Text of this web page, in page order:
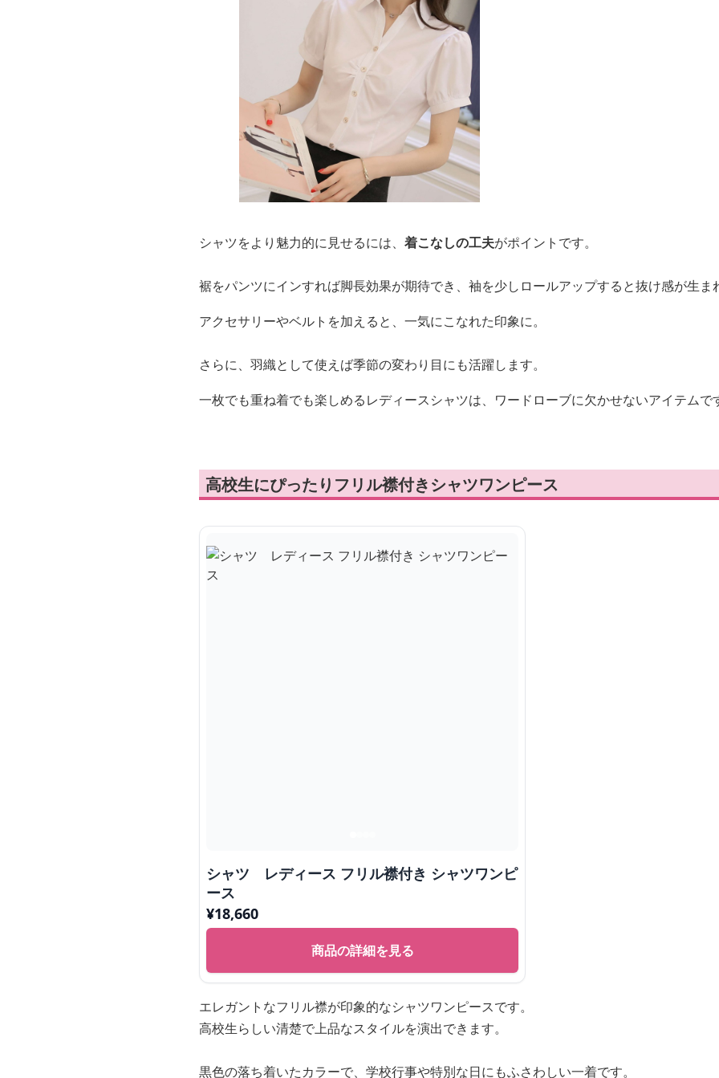
シャツをより魅力的に見せるには、 着こなしの工夫がポイントです。
裾をパンツにインすれば脚長効果が期待でき、袖を少しロールアップすると抜け感が生ま
アクセサリーやベルトを加えると、一気にこなれた印象に。
さらに、羽織として使えば季節の変わり目にも活躍します。
一枚でも重ね着でも楽しめるレディースシャツは、ワードローブに欠かせないアイテムで
高校生にぴったりフリル襟付きシャツワンピース
シャツ レディース フリル襟付き シャツワンピ
ース
¥18,660
商品の詳細を見る
エレガントなフリル襟が印象的なシャツワンピースです。
高校生らしい清楚で上品なスタイルを演出できます。
黒色の落ち着いたカラーで、学校行事や特別な日にもふさわしい一着です。